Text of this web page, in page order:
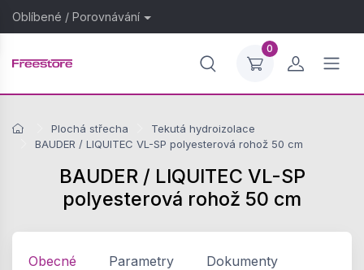
Oblíbené / Porovnávání
0
Plochá střecha
Tekutá hydroizolace
BAUDER / LIQUITEC VL-SP polyesterová rohož 50 cm
BAUDER / LIQUITEC VL-SP
polyesterová rohož 50 cm
Obecné Parametry Dokumenty